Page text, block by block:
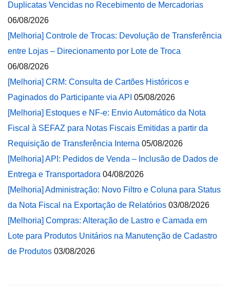
Duplicatas Vencidas no Recebimento de Mercadorias
06/08/2026
[Melhoria] Controle de Trocas: Devolução de Transferência
entre Lojas – Direcionamento por Lote de Troca
06/08/2026
[Melhoria] CRM: Consulta de Cartões Históricos e
Paginados do Participante via API 05/08/2026
[Melhoria] Estoques e NF-e: Envio Automático da Nota
Fiscal à SEFAZ para Notas Fiscais Emitidas a partir da
Requisição de Transferência Interna 05/08/2026
[Melhoria] API: Pedidos de Venda – Inclusão de Dados de
Entrega e Transportadora 04/08/2026
[Melhoria] Administração: Novo Filtro e Coluna para Status
da Nota Fiscal na Exportação de Relatórios 03/08/2026
[Melhoria] Compras: Alteração de Lastro e Camada em
Lote para Produtos Unitários na Manutenção de Cadastro
de Produtos 03/08/2026